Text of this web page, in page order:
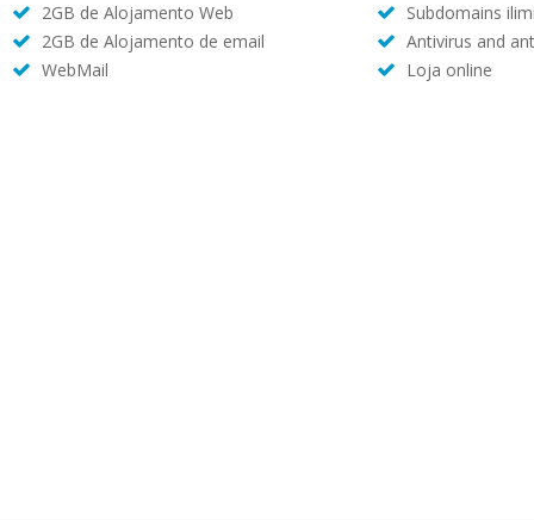
2GB de Alojamento Web
Subdomains
2GB de Alojamento de email
Antivirus and
WebMail
Loja online